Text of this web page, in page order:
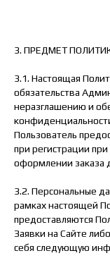
3. ПРЕДМЕТ
3.1. Настоящая
обязательства
неразглашению и
Пользователь
при регистрации
оформлении заказа
3.2. Персональные
рамках настоящей
предоставляются
Заявки на Сайте
себя следующую